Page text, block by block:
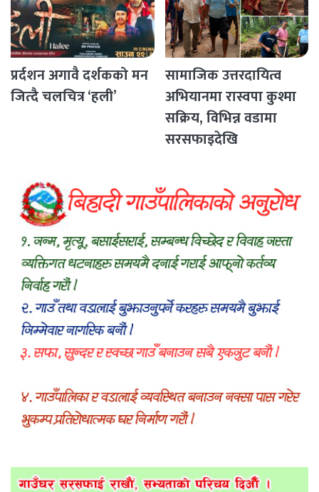
प्रर्दशन अगावै दर्शकको मन
जित्दै चलचित्र ‘हली’
सामाजिक उत्तरदायित्व
अभियानमा रास्वपा कुश्मा
सक्रिय, विभिन्न वडामा
सरसफाइदेखि